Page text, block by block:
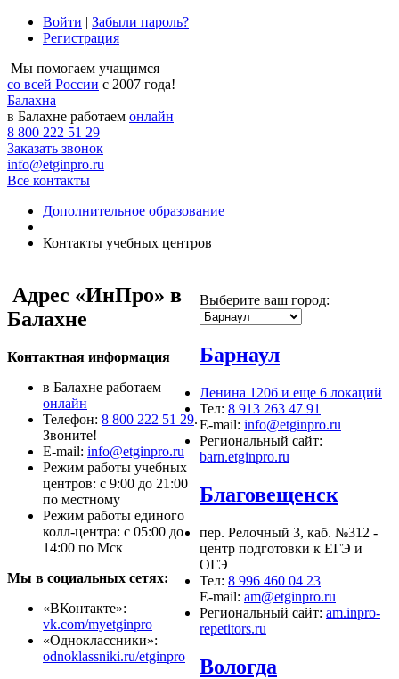
Войти | Забыли пароль?
Регистрация
Мы помогаем учащимся
со всей России с 2007 года!
Балахна
в Балахне работаем онлайн
8 800 222 51 29
Заказать звонок
info@etginpro.ru
Все контакты
Дополнительное образование
Контакты учебных центров
Адрес «ИнПро» в
Балахне
Контактная информация
в Балахне работаем
онлайн
Телефон: 8 800 222 51 29.
Звоните!
Е-mail: info@etginpro.ru
Режим работы учебных
центров: с 9:00 до 21:00
по местному
Режим работы единого
колл-центра: с 05:00 до
14:00 по Мск
Мы в социальных сетях:
«ВКонтакте»:
vk.com/myetginpro
«Одноклассники»:
odnoklassniki.ru/etginpro
Выберите ваш город:
Барнаул
Ленина 120б и еще 6 локаций
Тел: 8 913 263 47 91
E-mail: info@etginpro.ru
Региональный сайт:
barn.etginpro.ru
Благовещенск
пер. Релочный 3, каб. №312 -
центр подготовки к ЕГЭ и
ОГЭ
Тел: 8 996 460 04 23
E-mail: am@etginpro.ru
Региональный сайт: am.inpro-
repetitors.ru
Вологда